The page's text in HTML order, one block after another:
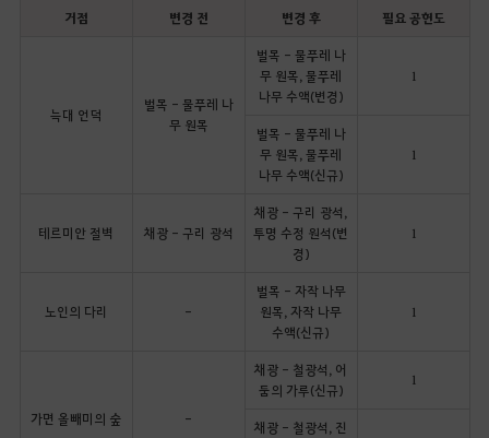
거점 변경 전 변경 후 필요 공헌도
늑대 언덕
벌목 - 물푸레 나
무 원목
벌목 - 물푸레 나
무 원목, 물푸레
나무 수액(변경)
1
벌목 - 물푸레 나
무 원목, 물푸레
나무 수액(신규)
1
테르미안 절벽 채광 - 구리 광석
채광 - 구리 광석,
투명 수정 원석(변
경)
1
노인의 다리 -
벌목 - 자작 나무
원목, 자작 나무
수액(신규)
1
가면 올빼미의 숲 -
채광 - 철광석, 어
둠의 가루(신규)
1
채광 - 철광석, 진